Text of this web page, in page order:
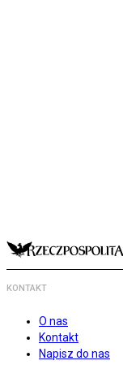
KONTAKT
O nas
Kontakt
Napisz do nas